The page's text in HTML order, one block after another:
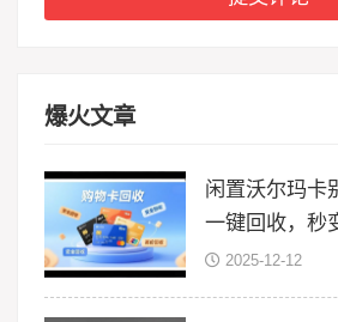
爆火文章
闲置沃尔玛卡
一键回收，秒
2025-12-12